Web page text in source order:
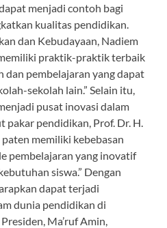
menjadi contoh bagi
kualitas pendidikan.
dan Kebudayaan, Nadiem
praktik-praktik terbaik
dan pembelajaran yang dapat
sekolah lain.” Selain itu,
pusat inovasi dalam
pendidikan, Prof. Dr. H.
paten memiliki kebebasan
pembelajaran yang inovatif
siswa.” Dengan
dapat terjadi
dunia pendidikan di
Ma’ruf Amin,